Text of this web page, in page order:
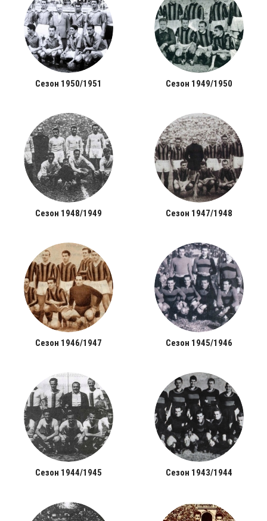
Сезон 1950/1951 Сезон 1949/1950
Сезон 1948/1949 Сезон 1947/1948
Сезон 1946/1947 Сезон 1945/1946
Сезон 1944/1945 Сезон 1943/1944